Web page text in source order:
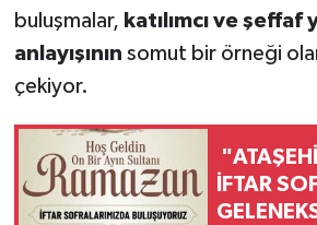
buluşmalar, katılımcı ve
anlayışının somut bir örneği
çekiyor.
İFTAR